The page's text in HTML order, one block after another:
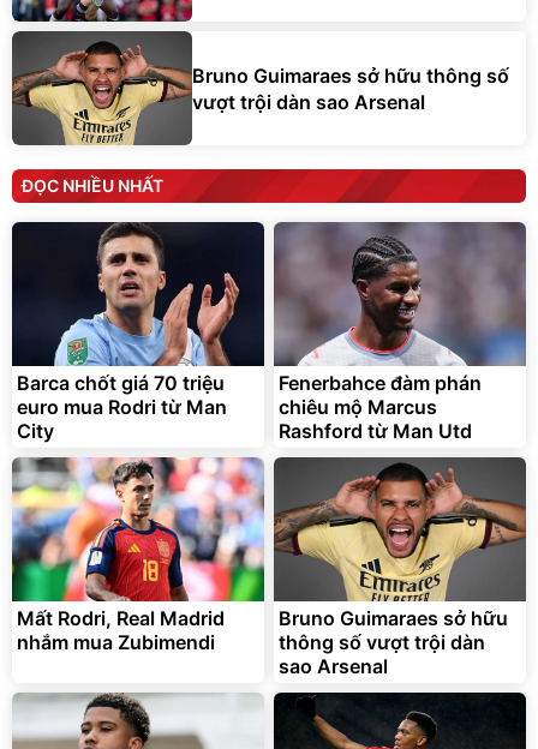
Bruno Guimaraes sở hữu thông số
vượt trội dàn sao Arsenal
ĐỌC NHIỀU NHẤT
Barca chốt giá 70 triệu
euro mua Rodri từ Man
City
Fenerbahce đàm phán
chiêu mộ Marcus
Rashford từ Man Utd
Mất Rodri, Real Madrid
nhắm mua Zubimendi
Bruno Guimaraes sở hữu
thông số vượt trội dàn
sao Arsenal